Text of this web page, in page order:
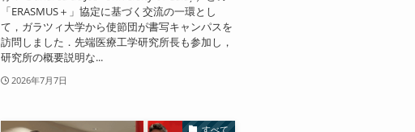
「ERASMUS＋」協定に基づく交流の一環とし
て，ガラツィ大学から使節団が書写キャンパスを
訪問しました．先端医療工学研究所長も参加し，
研究所の概要説明な...
2026年7月7日
すべて